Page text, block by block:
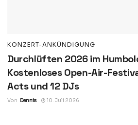
KONZERT-ANKÜNDIGUNG
Durchlüften 2026 im
Kostenloses Open-Air-
Acts und 12 DJs
Von Dennis 10. Juli 2026